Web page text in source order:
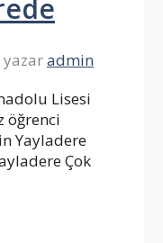
yazaradmin
Lisesi
öğrenci
Yayladere
Çok